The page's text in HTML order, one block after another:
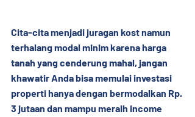
Cita-cita menjadi juragan kost namun
terhalang modal minim karena harga
tanah yang cenderung mahal, jangan
khawatir Anda bisa memulai investasi
properti hanya dengan bermodalkan Rp.
3 jutaan dan mampu meraih income